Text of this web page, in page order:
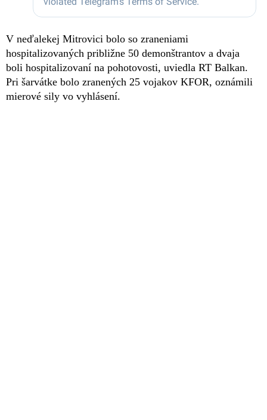
V neďalekej Mitrovici bolo so zraneniami
hospitalizovaných približne 50 demonštrantov a dvaja
boli hospitalizovaní na pohotovosti, uviedla RT Balkan.
Pri šarvátke bolo zranených 25 vojakov KFOR, oznámili
mierové sily vo vyhlásení.